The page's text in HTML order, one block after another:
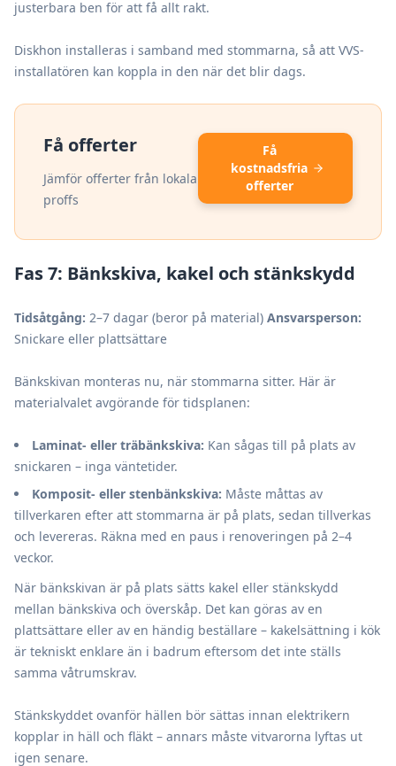
justerbara ben för att få allt rakt.
Diskhon installeras i samband med stommarna, så att VVS-
installatören kan koppla in den när det blir dags.
Få offerter
Jämför offerter från lokala
proffs
Få
kostnadsfria
offerter
Fas 7: Bänkskiva, kakel och stänkskydd
Tidsåtgång: 2–7 dagar (beror på material) Ansvarsperson:
Snickare eller plattsättare
Bänkskivan monteras nu, när stommarna sitter. Här är
materialvalet avgörande för tidsplanen:
Laminat- eller träbänkskiva: Kan sågas till på plats av
snickaren – inga väntetider.
Komposit- eller stenbänkskiva: Måste måttas av
tillverkaren efter att stommarna är på plats, sedan tillverkas
och levereras. Räkna med en paus i renoveringen på 2–4
veckor.
När bänkskivan är på plats sätts kakel eller stänkskydd
mellan bänkskiva och överskåp. Det kan göras av en
plattsättare eller av en händig beställare – kakelsättning i kök
är tekniskt enklare än i badrum eftersom det inte ställs
samma våtrumskrav.
Stänkskyddet ovanför hällen bör sättas innan elektrikern
kopplar in häll och fläkt – annars måste vitvarorna lyftas ut
igen senare.